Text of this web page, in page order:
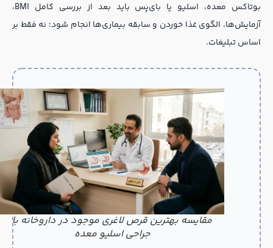
بوتاکس معده، اسلیو یا بای‌پس باید بعد از بررسی کامل BMI،
آزمایش‌ها، الگوی غذا خوردن و سابقه بیماری‌ها انجام شود؛ نه فقط بر
اساس تبلیغات.
مقایسه بهترین قرص لاغری موجود در داروخانه با
جراحی اسلیو معده